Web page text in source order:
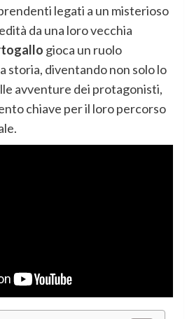
legati a un misterioso
da una loro vecchia
gioca un ruolo
storia, diventando non solo lo
avventure dei protagonisti,
chiave per il loro percorso